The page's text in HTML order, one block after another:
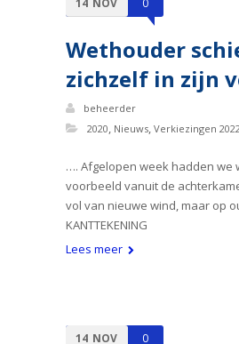
14 NOV 0
Wethouder
zichzelf in zijn
beheerder
2020, Nieuws, Verkiezingen
…. Afgelopen week hadden we
voorbeeld vanuit de
vol van nieuwe wind, maar op
KANTTEKENING
Lees meer
14 NOV 0